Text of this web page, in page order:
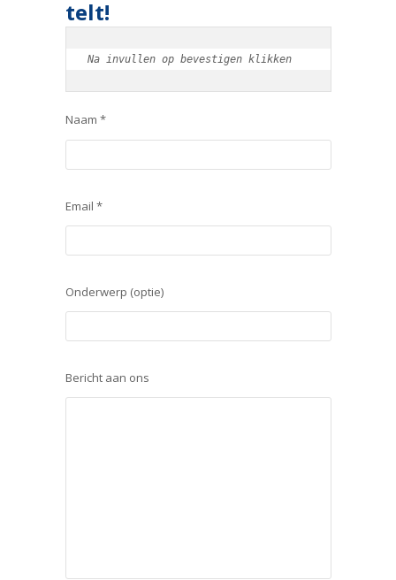
telt!
Na invullen op bevestigen klikken
Naam *
Email *
Onderwerp (optie)
Bericht aan ons